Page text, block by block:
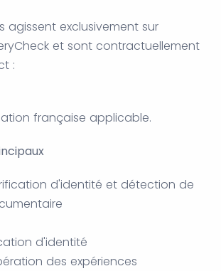
agissent exclusivement sur
et sont contractuellement
:
française applicable.
d'identité et détection de
d'identité
des expériences